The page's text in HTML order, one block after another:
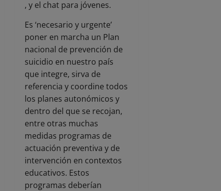
, y el chat para jóvenes.
Es ‘necesario y urgente’
poner en marcha un Plan
nacional de prevención de
suicidio en nuestro país
que integre, sirva de
referencia y coordine todos
los planes autonómicos y
dentro del que se recojan,
entre otras muchas
medidas programas de
actuación preventiva y de
intervención en contextos
educativos. Estos
programas deberían